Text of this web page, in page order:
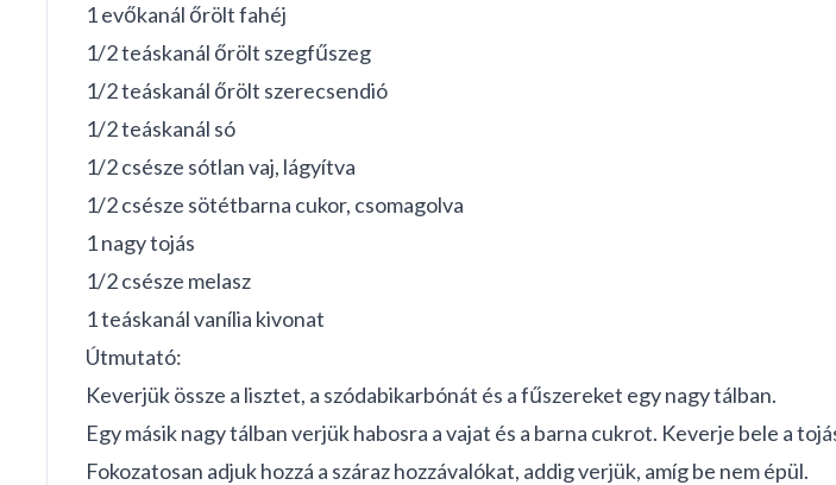
1 evőkanál őrölt fahéj
1/2 teáskanál őrölt szegfűszeg
1/2 teáskanál őrölt szerecsendió
1/2 teáskanál só
1/2 csésze sótlan vaj, lágyítva
1/2 csésze sötétbarna cukor, csomagolva
1 nagy tojás
1/2 csésze melasz
1 teáskanál vanília kivonat
Útmutató:
Keverjük össze a lisztet, a szódabikarbónát és a fűszereket egy nagy tálban.
Egy másik nagy tálban verjük habosra a vajat és a barna cukrot. Keverje bele a
Fokozatosan adjuk hozzá a száraz hozzávalókat, addig verjük, amíg be nem épül.